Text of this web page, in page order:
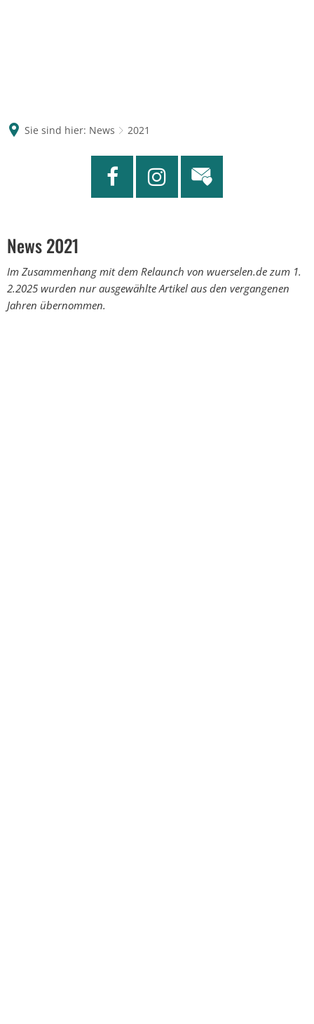
Sie sind hier: News 2021
News 2021
Im Zusammenhang mit dem Relaunch von wuerselen.de zum 1.
2.2025 wurden nur ausgewählte Artikel aus den vergangenen
Jahren übernommen.